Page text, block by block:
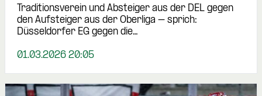
Traditionsverein und Absteiger aus der DEL gegen
den Aufsteiger aus der Oberliga – sprich:
Düsseldorfer EG gegen die…
01.03.2026 20:05